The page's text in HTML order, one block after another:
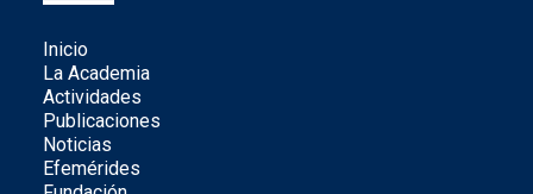
Inicio
La Academia
Actividades
Publicaciones
Noticias
Efemérides